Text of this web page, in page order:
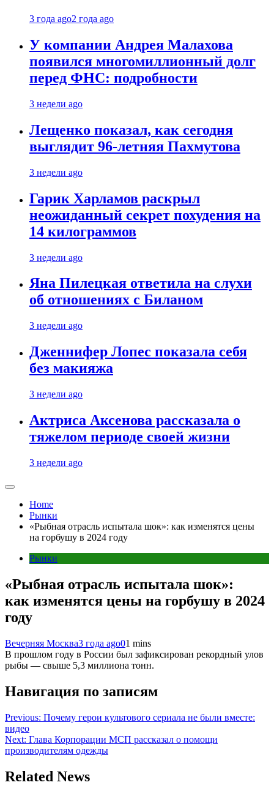
3 года ago2 года ago
У компании Андрея Малахова
появился многомиллионный долг
перед ФНС: подробности
3 недели ago
Лещенко показал, как сегодня
выглядит 96-летняя Пахмутова
3 недели ago
Гарик Харламов раскрыл
неожиданный секрет похудения на
14 килограммов
3 недели ago
Яна Пилецкая ответила на слухи
об отношениях с Биланом
3 недели ago
Дженнифер Лопес показала себя
без макияжа
3 недели ago
Актриса Аксенова рассказала о
тяжелом периоде своей жизни
3 недели ago
Home
Рынки
«Рыбная отрасль испытала шок»: как изменятся цены
на горбушу в 2024 году
Рынки
«Рыбная отрасль испытала шок»:
как изменятся цены на горбушу в 2024
году
Вечерняя Москва3 года ago01 mins
В прошлом году в России был зафиксирован рекордный улов
рыбы — свыше 5,3 миллиона тонн.
Навигация по записям
Previous: Почему герои культового сериала не были вместе:
видео
Next: Глава Корпорации МСП рассказал о помощи
производителям одежды
Related News